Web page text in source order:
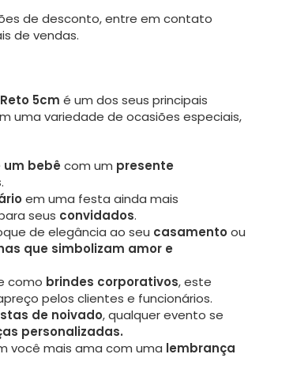
de desconto, entre em contato
de vendas.
5cm é um dos seus principais
uma variedade de ocasiões especiais,
bebê com um presente
.
em uma festa ainda mais
seus convidados.
de elegância ao seu casamentoou
que simbolizam amor e
como brindes corporativos, este
pelos clientes e funcionários.
de noivado, qualquer evento se
personalizadas.
você mais ama com uma lembrança